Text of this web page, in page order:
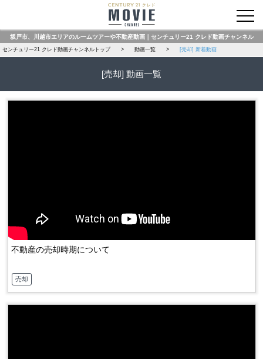
坂戸市、川越市エリアのルームツアーや不動産動画｜センチュリー21 クレド動画チャンネル
お問い合わせ
センチュリー21 クレド動画チャンネルトップ 動画一覧 [売却] 新着動画
[売却] 動画一覧
売却
不動産の売却時期について